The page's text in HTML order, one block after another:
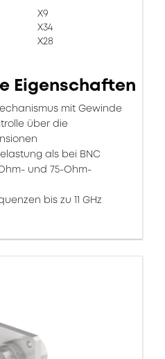
X9
X34
X28
Eigenschaften
mit Gewinde
über die
als bei BNC
und 75-Ohm-
bis zu 11 GHz